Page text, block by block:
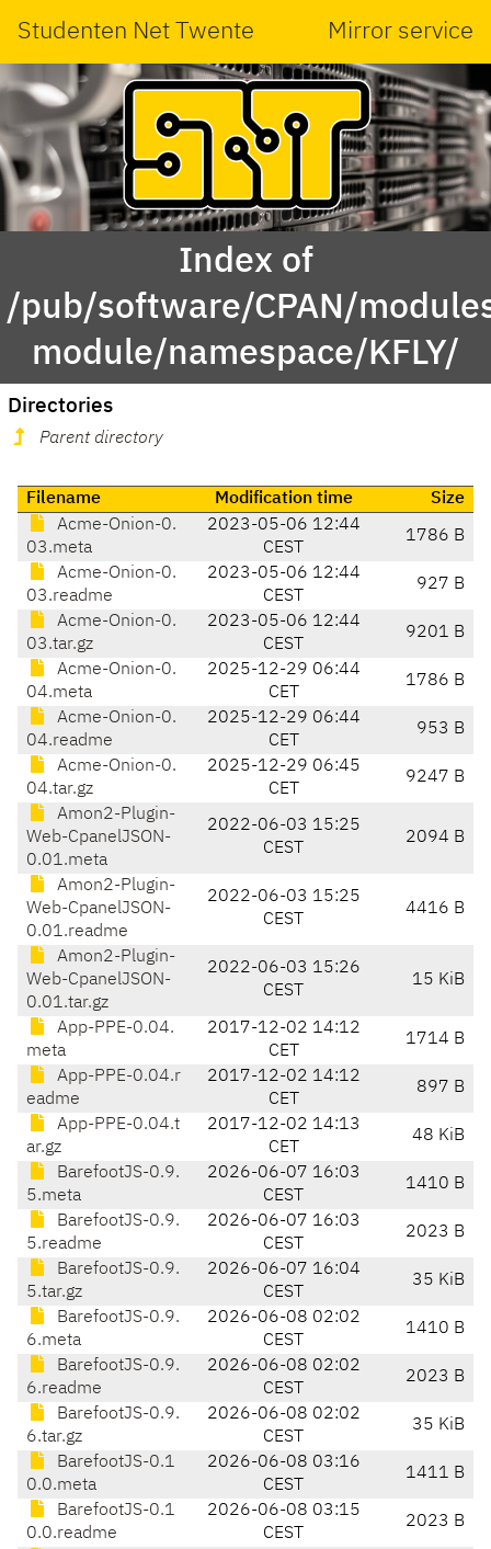
Studenten Net Twente Mirror service
Index of
/pub/software/CPAN/
module/namespace/KFLY/
Directories
Parent directory
Filename Modification time
Size
Acme-Onion-0.
03.meta
2023-05-06 12:44
CEST
1786 B
Acme-Onion-0.
03.readme
2023-05-06 12:44
CEST
927 B
Acme-Onion-0.
03.tar.gz
2023-05-06 12:44
CEST
9201 B
Acme-Onion-0.
04.meta
2025-12-29 06:44
CET
1786 B
Acme-Onion-0.
04.readme
2025-12-29 06:44
CET
953 B
Acme-Onion-0.
04.tar.gz
2025-12-29 06:45
CET
9247 B
Amon2-Plugin-
Web-CpanelJSON-
0.01.meta
2022-06-03 15:25
CEST
2094 B
Amon2-Plugin-
Web-CpanelJSON-
0.01.readme
2022-06-03 15:25
CEST
4416 B
Amon2-Plugin-
Web-CpanelJSON-
0.01.tar.gz
2022-06-03 15:26
CEST
15 KiB
App-PPE-0.04.
meta
2017-12-02 14:12
CET
1714 B
App-PPE-0.04.r
eadme
2017-12-02 14:12
CET
897 B
App-PPE-0.04.t
ar.gz
2017-12-02 14:13
CET
48 KiB
BarefootJS-0.9.
5.meta
2026-06-07 16:03
CEST
1410 B
BarefootJS-0.9.
5.readme
2026-06-07 16:03
CEST
2023 B
BarefootJS-0.9.
5.tar.gz
2026-06-07 16:04
CEST
35 KiB
BarefootJS-0.9.
6.meta
2026-06-08 02:02
CEST
1410 B
BarefootJS-0.9.
6.readme
2026-06-08 02:02
CEST
2023 B
BarefootJS-0.9.
6.tar.gz
2026-06-08 02:02
CEST
35 KiB
BarefootJS-0.1
0.0.meta
2026-06-08 03:16
CEST
1411 B
BarefootJS-0.1
0.0.readme
2026-06-08 03:15
CEST
2023 B